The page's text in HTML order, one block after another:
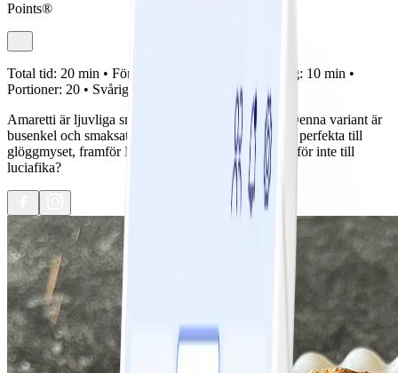
Points®
Total tid: 20 min • Förberedelse: Tillagning: 10 min •
Portioner: 20 • Svårighetsgrad:
Amaretti är ljuvliga små mandelkakor från Italien. Denna variant är
busenkel och smaksatt med saffran och citron – helt perfekta till
glöggmyset, framför Kalle anka på julafton eller varför inte till
luciafika?